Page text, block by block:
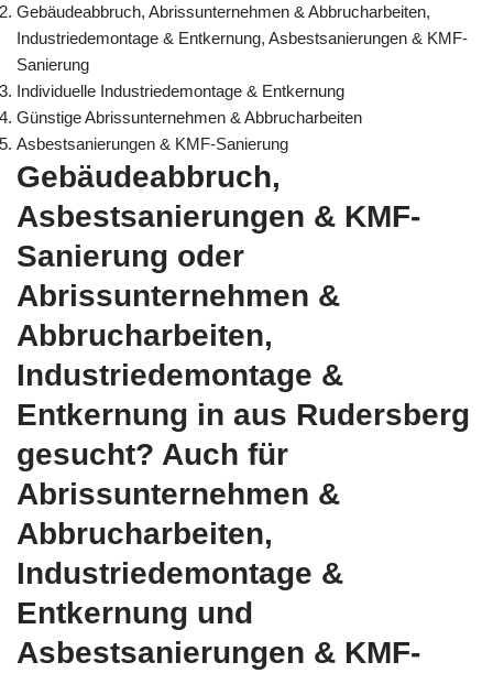
Gebäudeabbruch, Abrissunternehmen & Abbrucharbeiten,
Industriedemontage & Entkernung, Asbestsanierungen & KMF-
Sanierung
Individuelle Industriedemontage & Entkernung
Günstige Abrissunternehmen & Abbrucharbeiten
Asbestsanierungen & KMF-Sanierung
Gebäudeabbruch,
Asbestsanierungen & KMF-
Sanierung oder
Abrissunternehmen &
Abbrucharbeiten,
Industriedemontage &
Entkernung in aus Rudersberg
gesucht? Auch für
Abrissunternehmen &
Abbrucharbeiten,
Industriedemontage &
Entkernung und
Asbestsanierungen & KMF-